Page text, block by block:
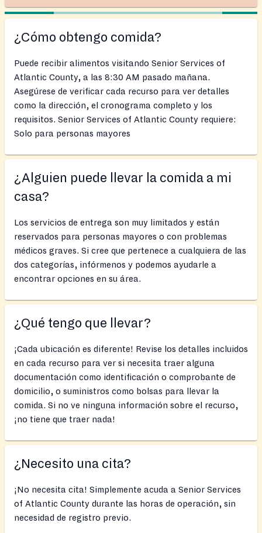
¿Cómo obtengo comida?
Puede recibir alimentos visitando Senior Services of
Atlantic County, a las 8:30 AM pasado mañana.
Asegúrese de verificar cada recurso para ver detalles
como la dirección, el cronograma completo y los
requisitos. Senior Services of Atlantic County requiere:
Solo para personas mayores
¿Alguien puede llevar la comida a mi
casa?
Los servicios de entrega son muy limitados y están
reservados para personas mayores o con problemas
médicos graves. Si cree que pertenece a cualquiera de las
dos categorías, infórmenos y podemos ayudarle a
encontrar opciones en su área.
¿Qué tengo que llevar?
¡Cada ubicación es diferente! Revise los detalles incluidos
en cada recurso para ver si necesita traer alguna
documentación como identificación o comprobante de
domicilio, o suministros como bolsas para llevar la
comida. Si no ve ninguna información sobre el recurso,
¡no tiene que traer nada!
¿Necesito una cita?
¡No necesita cita! Simplemente acuda a Senior Services
of Atlantic County durante las horas de operación, sin
necesidad de registro previo.